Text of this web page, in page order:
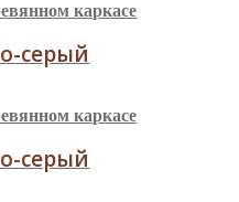
каркасе
серый
каркасе
серый